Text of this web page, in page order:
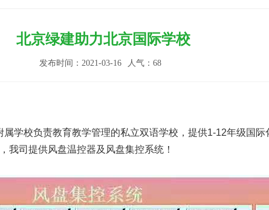
北京绿建助力北京国际学校
发布时间：2021-03-16 人气： 68
学校负责教育教学管理的私立双语学校，提供1-12年级国际
提供风盘温控器及风盘集控系统！